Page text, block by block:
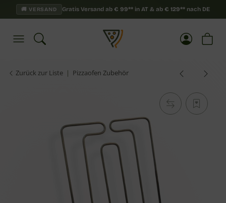
🚚 VERSAND Gratis Versand ab € 99** in AT & ab € 129** nach DE
Zurück zur Liste Pizzaofen Zubehör